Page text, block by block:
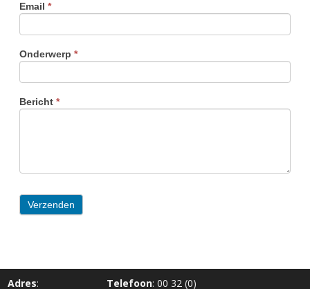
Email *
Onderwerp *
Bericht *
Verzenden
Adres: Telefoon: 00 32 (0)